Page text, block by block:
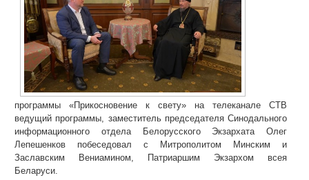
программы «Прикосновение к свету» на телеканале СТВ
ведущий программы, заместитель председателя Синодального
информационного отдела Белорусского Экзархата Олег
Лепешенков побеседовал с Митрополитом Минским и
Заславским Вениамином, Патриаршим Экзархом всея
Беларуси.